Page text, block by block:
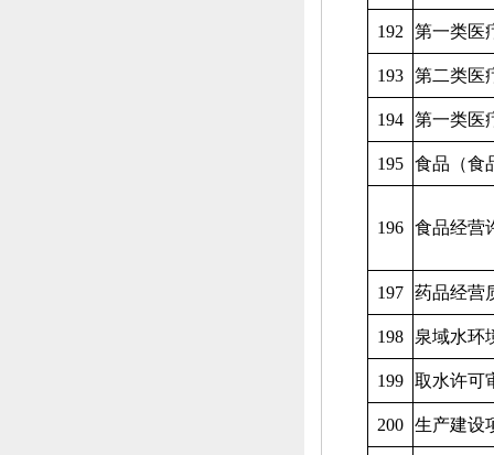
192 第一类医
193 第二类医
194 第一类医
195 食品（食
196 食品经营
197 药品经营
198 泉域水环
199 取水许可
200 生产建设